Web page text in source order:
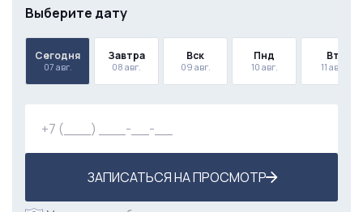
Выберите дату
Сегодня
07 авг.
Завтра
08 авг.
Вск
09 авг.
Пнд
10 авг.
Вт
11 авг.
ЗАПИСАТЬСЯ НА ПРОСМОТР